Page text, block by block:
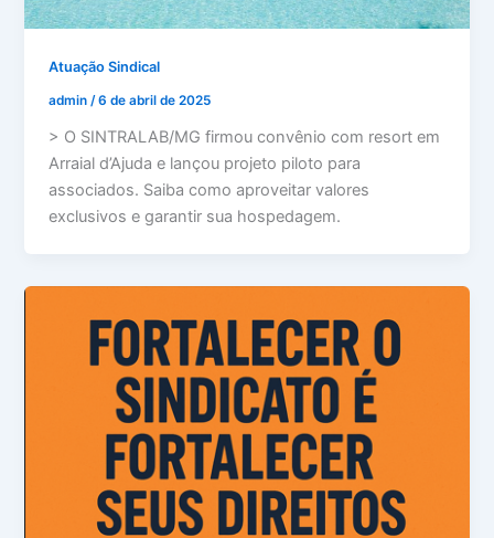
Atuação Sindical
admin/6 de abril de 2025
> O SINTRALAB/MG firmou convênio com resort em
Arraial d’Ajuda e lançou projeto piloto para
associados. Saiba como aproveitar valores
exclusivos e garantir sua hospedagem.